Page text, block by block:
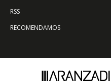
RSS
RECOMENDAMOS